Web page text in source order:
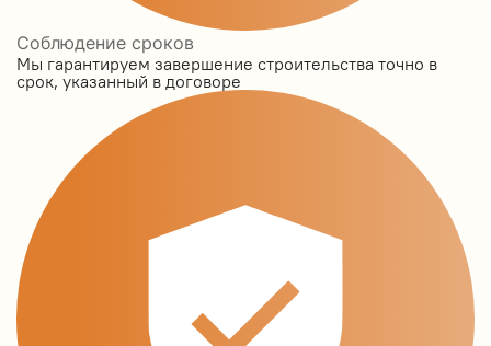
Соблюдение сроков
Мы гарантируем завершение строительства точно в
срок, указанный в договоре